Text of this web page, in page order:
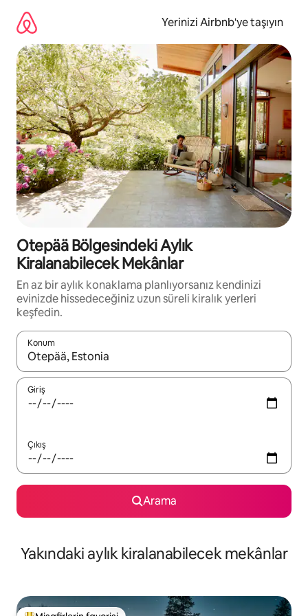
Yerinizi Airbnb'ye taşıyın
Otepää Bölgesindeki Aylık
Kiralanabilecek Mekânlar
En az bir aylık konaklama planlıyorsanız kendinizi
evinizde hissedeceğiniz uzun süreli kiralık yerleri
keşfedin.
Konum
Sonuçlar kullanılabilir olduğunda yukarı ve aşağı oklarıyla
Giriş
Çıkış
Arama
Yakındaki aylık kiralanabilecek mekânlar